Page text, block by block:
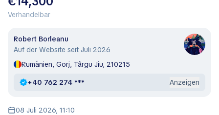
Verhandelbar
Robert Borleanu
Auf der Website seit Juli 2026
Rumänien, Gorj, Târgu Jiu, 210215
+40 762 274 *** Anzeigen
08 Juli 2026, 11:10